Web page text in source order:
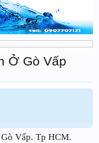
Ở Gò Vấp
Vấp. Tp HCM.